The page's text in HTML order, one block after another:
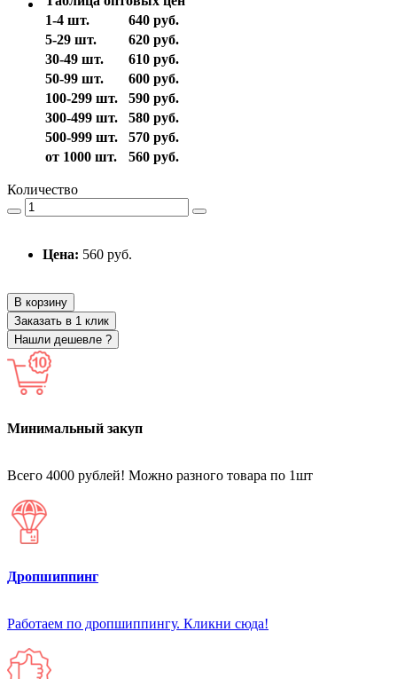
1-4 шт.
640 руб.
5-29 шт.
620 руб.
30-49 шт.
610 руб.
50-99 шт.
600 руб.
100-299 шт.
590 руб.
300-499 шт.
580 руб.
500-999 шт.
570 руб.
от 1000 шт.
560 руб.
Количество
Цена: 560 руб.
В корзину
Заказать в 1 клик
Нашли дешевле ?
Минимальный закуп
Всего 4000 рублей! Можно разного товара по 1шт
Дропшиппинг
Работаем по дропшиппингу. Кликни сюда!